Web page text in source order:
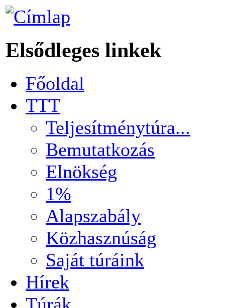
Elsődleges linkek
Főoldal
TTT
Teljesítménytúra...
Bemutatkozás
Elnökség
1%
Alapszabály
Közhasznúság
Saját túráink
Hírek